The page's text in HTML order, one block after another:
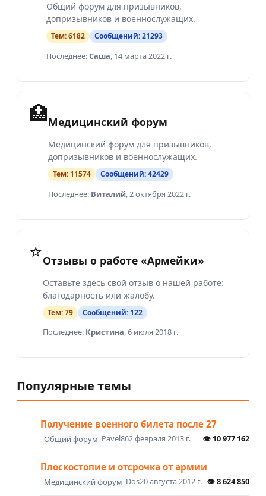
Общий форум для призывников,
допризывников и военнослужащих.
Тем:6182 Сообщений:21293
Последнее:Саша, 14 марта 2022 г.
🏥Медицинский форум
Медицинский форум для призывников,
допризывников и военнослужащих.
Тем: 11574 Сообщений:42429
Последнее: Виталий,2 октября 2022 г.
⭐Отзывы о работе «Армейки»
Оставьте здесь свой отзыв о нашей работе:
благодарность или жалобу.
Тем:79 Сообщений: 122
Последнее: Кристина,6 июля 2018 г.
Популярные темы
Получение военного билета после 27
Общий форум Pavel862 февраля 2013 г. 👁 10 977 162
Плоскостопие и отсрочка от армии
Медицинский форум Dos20 августа 2012 г. 👁8 624 850